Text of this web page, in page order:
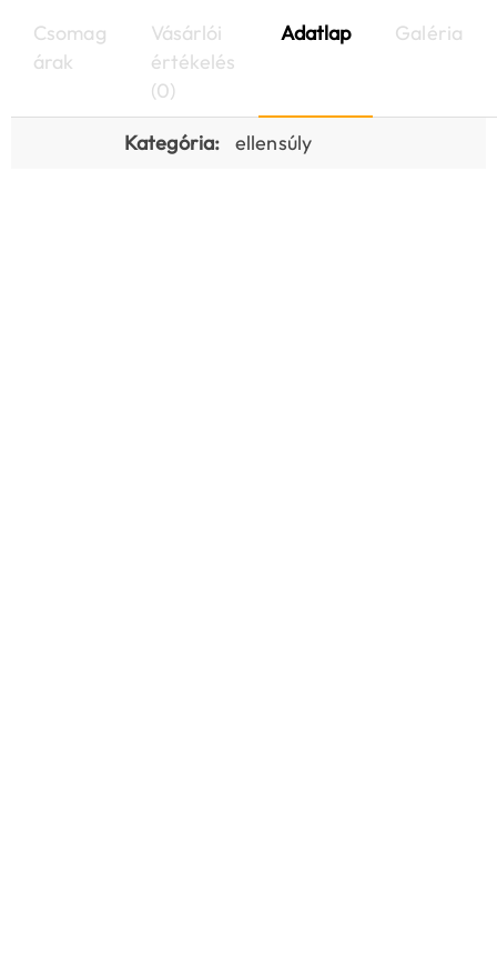
Csomag
árak
Vásárlói
értékelés
(0)
Adatlap Galéria
Kategória: ellensúly